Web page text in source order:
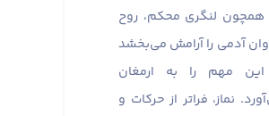
همچون لنگری محکم، روح
آدمی را آرامش می‌بخشد
مهم را به ارمغان
نماز، فراتر از حرکات و